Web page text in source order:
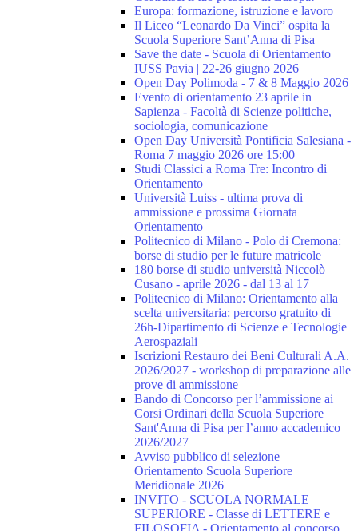
Europa: formazione, istruzione e lavoro
Il Liceo “Leonardo Da Vinci” ospita la
Scuola Superiore Sant’Anna di Pisa
Save the date - Scuola di Orientamento
IUSS Pavia | 22-26 giugno 2026
Open Day Polimoda - 7 & 8 Maggio 2026
Evento di orientamento 23 aprile in
Sapienza - Facoltà di Scienze politiche,
sociologia, comunicazione
Open Day Università Pontificia Salesiana -
Roma 7 maggio 2026 ore 15:00
Studi Classici a Roma Tre: Incontro di
Orientamento
Università Luiss - ultima prova di
ammissione e prossima Giornata
Orientamento
Politecnico di Milano - Polo di Cremona:
borse di studio per le future matricole
180 borse di studio università Niccolò
Cusano - aprile 2026 - dal 13 al 17
Politecnico di Milano: Orientamento alla
scelta universitaria: percorso gratuito di
26h-Dipartimento di Scienze e Tecnologie
Aerospaziali
Iscrizioni Restauro dei Beni Culturali A.A.
2026/2027 - workshop di preparazione alle
prove di ammissione
Bando di Concorso per l’ammissione ai
Corsi Ordinari della Scuola Superiore
Sant'Anna di Pisa per l’anno accademico
2026/2027
Avviso pubblico di selezione –
Orientamento Scuola Superiore
Meridionale 2026
INVITO - SCUOLA NORMALE
SUPERIORE - Classe di LETTERE e